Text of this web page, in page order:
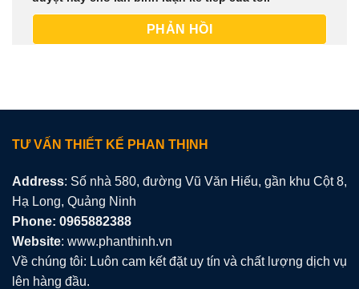
TƯ VẤN THIẾT KẾ PHAN THỊNH
Address: Số nhà 580, đường Vũ Văn Hiếu, gần khu Cột 8,
Hạ Long, Quảng Ninh
Phone: 0965882388
Website: www.phanthinh.vn
Về chúng tôi: Luôn cam kết đặt uy tín và chất lượng dịch vụ
lên hàng đầu.